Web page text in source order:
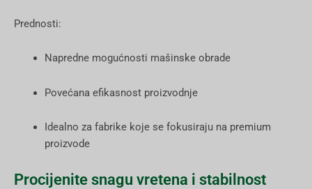
Prednosti:
Napredne mogućnosti mašinske obrade
Povećana efikasnost proizvodnje
Idealno za fabrike koje se fokusiraju na premium
proizvode
Procijenite snagu vretena i stabilnost